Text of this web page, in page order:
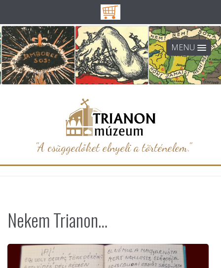
MENU
"A csüggedőket elnyeli a történelem."
Nekem Trianon…